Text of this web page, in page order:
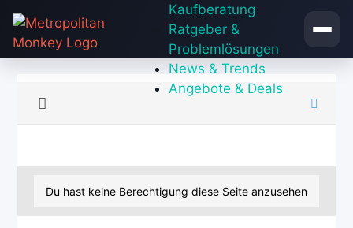
Inhalt
springen
Kaufberatung
Ratgeber &
Problemlösungen
News & Trends
Angebote & Deals
Du hast keine Berechtigung diese Seite anzusehen